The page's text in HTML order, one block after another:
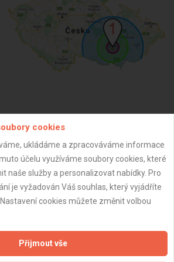
z portálu ARES dne 03.12.2025 22:15:01
Naše firmy a řemeslníci
a ochrana osobních údajů
cookies
ukládáme a zpracováváme informace
účelu využíváme soubory cookies, které
naše služby a personalizovat nabídky. Pro
je vyžadován Váš souhlas, který vyjádříte
cookies můžete změnit volbou
Přijmout vše